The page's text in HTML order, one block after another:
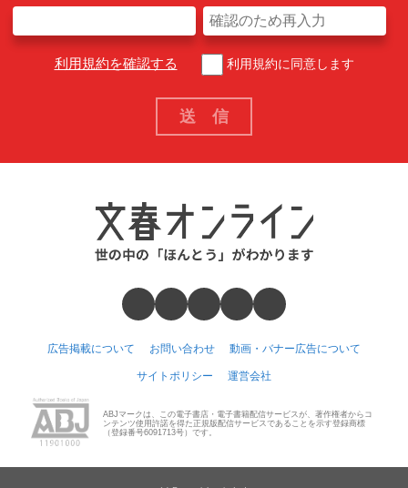
利用規約を確認する 利用規約に同意します
広告掲載について お問い合わせ 動画・バナー広告について
サイトポリシー 運営会社
ABJマークは、この電子書店・電子書籍配信サービスが、著作権者からコ
ンテンツ使用許諾を得た正規版配信サービスであることを示す登録商標
（登録番号6091713号）です。